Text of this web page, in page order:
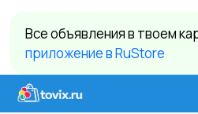
Все объявления в твоем
приложение в RuStore